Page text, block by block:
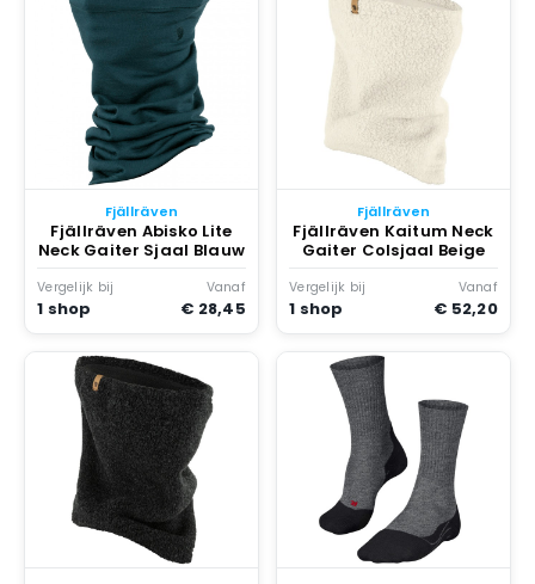
Fjällräven
Fjällräven Abisko Lite
Neck Gaiter Sjaal Blauw
Vergelijk bij
1 shop
Vanaf
€ 28,45
Fjällräven
Fjällräven Kaitum Neck
Gaiter Colsjaal Beige
Vergelijk bij
1 shop
Vanaf
€ 52,20